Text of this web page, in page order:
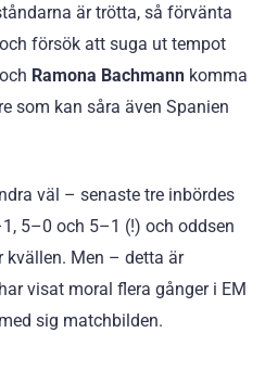
är trötta, så förvänta
försök att suga ut tempot
och Ramona Bachmann komma
som kan såra även Spanien
väl – senaste tre inbördes
5–0 och 5–1 (!) och oddsen
kvällen. Men – detta är
visat moral flera gånger i EM
sig matchbilden.